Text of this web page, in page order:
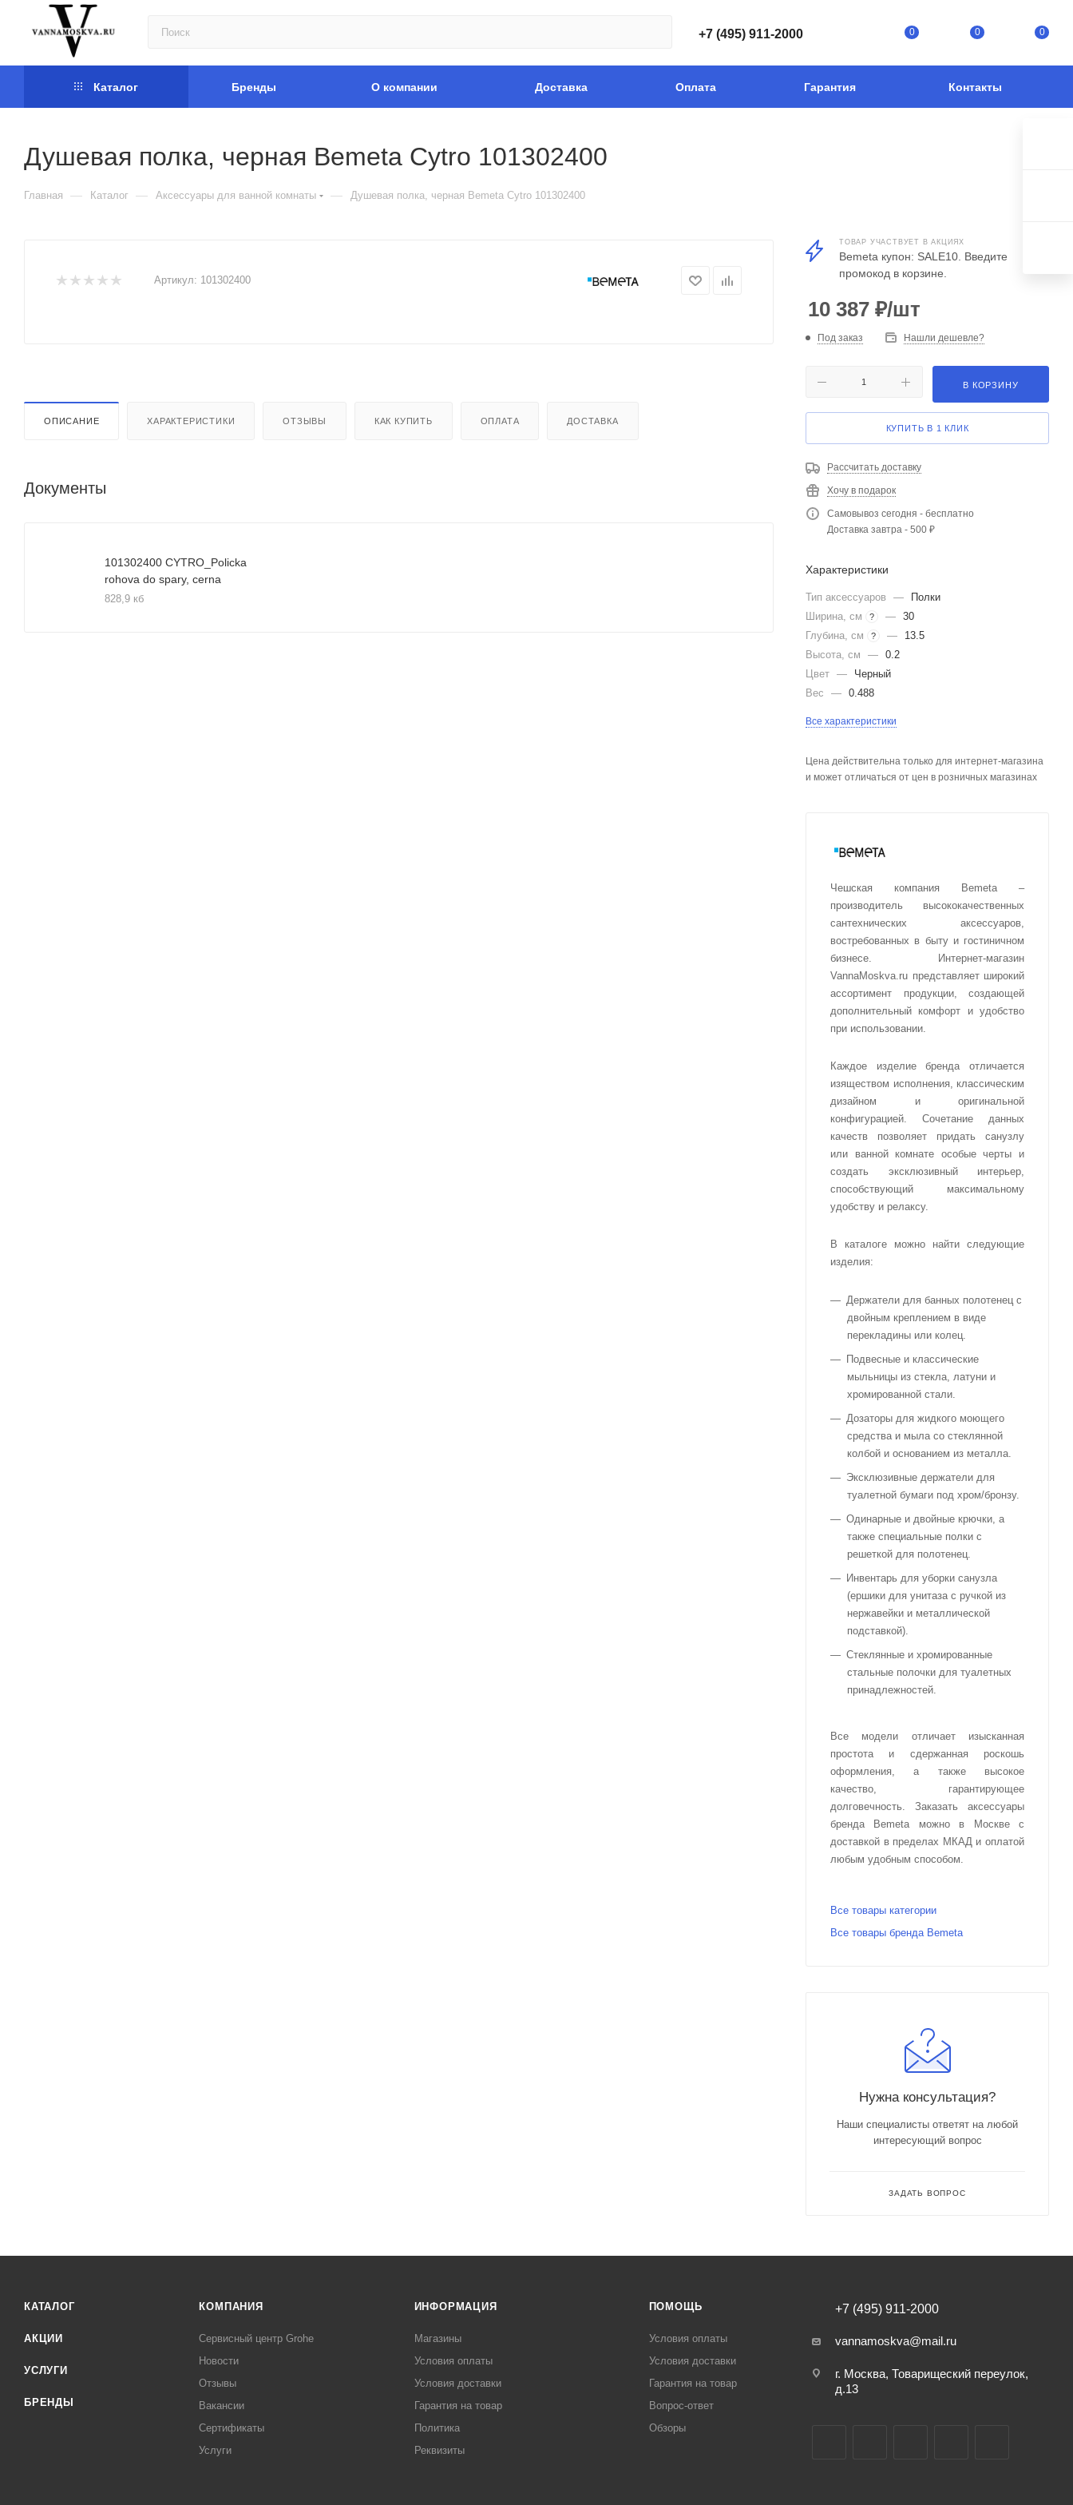
+7 (495) 911-2000 0 0 0
Каталог Бренды О компании Доставка Оплата Гарантия Контакты
Душевая полка, черная Bemeta Cytro 101302400
Главная — Каталог — Аксессуары для ванной комнаты — Душевая полка, черная Bemeta Cytro 101302400
Артикул: 101302400
ОПИСАНИЕ ХАРАКТЕРИСТИКИ ОТЗЫВЫ КАК КУПИТЬ ОПЛАТА ДОСТАВКА
Документы
101302400 CYTRO_Policka
rohova do spary, cerna
828,9 кб
ТОВАР УЧАСТВУЕТ В АКЦИЯХ
Bemeta купон: SALE10. Введите
промокод в корзине.
10 387 ₽/шт
Под заказ Нашли дешевле?
В КОРЗИНУ
КУПИТЬ В 1 КЛИК
Рассчитать доставку
Хочу в подарок
Самовывоз сегодня - бесплатно
Доставка завтра - 500 ₽
Характеристики
Тип аксессуаров —
Полки
Ширина, см
? — 30
Глубина, см
? —
13.5
Высота, см
— 0.2
Цвет —
Черный
Вес
— 0.488
Все характеристики
Цена действительна только для интернет-магазина
и может отличаться от цен в розничных магазинах
Чешская компания Bemeta –
производитель высококачественных
сантехнических аксессуаров,
востребованных в быту и гостиничном
бизнесе. Интернет-магазин
VannaMoskva.ru представляет широкий
ассортимент продукции, создающей
дополнительный комфорт и удобство
при использовании.
Каждое изделие бренда отличается
изяществом исполнения, классическим
дизайном и оригинальной
конфигурацией. Сочетание данных
качеств позволяет придать санузлу
или ванной комнате особые черты и
создать эксклюзивный интерьер,
способствующий максимальному
удобству и релаксу.
В каталоге можно найти следующие
изделия:
Держатели для банных полотенец с
двойным креплением в виде
перекладины или колец.
Подвесные и классические
мыльницы из стекла, латуни и
хромированной стали.
Дозаторы для жидкого моющего
средства и мыла со стеклянной
колбой и основанием из металла.
Эксклюзивные держатели для
туалетной бумаги под хром/бронзу.
Одинарные и двойные крючки, а
также специальные полки с
решеткой для полотенец.
Инвентарь для уборки санузла
(ершики для унитаза с ручкой из
нержавейки и металлической
подставкой).
Стеклянные и хромированные
стальные полочки для туалетных
принадлежностей.
Все модели отличает изысканная
простота и сдержанная роскошь
оформления, а также высокое
качество, гарантирующее
долговечность. Заказать аксессуары
бренда Bemeta можно в Москве с
доставкой в пределах МКАД и оплатой
любым удобным способом.
Все товары категории
Все товары бренда Bemeta
Нужна консультация?
Наши специалисты ответят на любой
интересующий вопрос
ЗАДАТЬ ВОПРОС
КАТАЛОГ
АКЦИИ
УСЛУГИ
БРЕНДЫ
КОМПАНИЯ
Сервисный центр Grohe
Новости
Отзывы
Вакансии
Сертификаты
Услуги
ИНФОРМАЦИЯ
Магазины
Условия оплаты
Условия доставки
Гарантия на товар
Политика
Реквизиты
ПОМОЩЬ
Условия оплаты
Условия доставки
Гарантия на товар
Вопрос-ответ
Обзоры
+7 (495) 911-2000
vannamoskva@mail.ru
г. Москва, Товарищеский переулок,
д.13